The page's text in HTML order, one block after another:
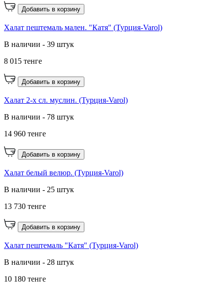
Добавить в корзину
Халат пештемаль мален. "Катя" (Турция-Varol)
В наличии - 39 штук
8 015 тенге
Добавить в корзину
Халат 2-х сл. муслин. (Турция-Varol)
В наличии - 78 штук
14 960 тенге
Добавить в корзину
Халат белый велюр. (Турция-Varol)
В наличии - 25 штук
13 730 тенге
Добавить в корзину
Халат пештемаль "Катя" (Турция-Varol)
В наличии - 28 штук
10 180 тенге